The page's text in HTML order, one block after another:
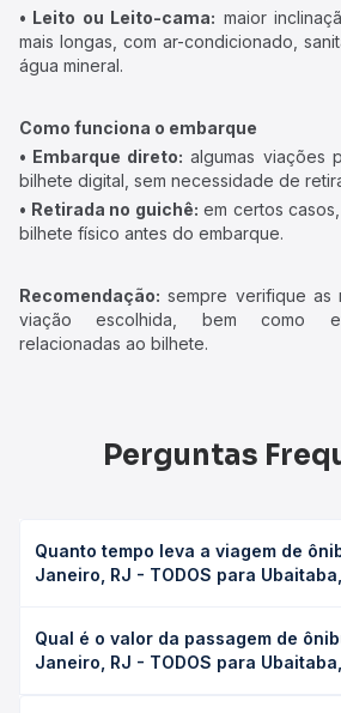
• Leito ou Leito-cama: maior
mais longas, com ar-condicionado,
água mineral.
Como funciona o embarque
• Embarque direto: algumas viações
bilhete digital, sem necessidade de
• Retirada no guichê: em certos
bilhete físico antes do embarque.
Recomendação: sempre verifique as
viação escolhida, bem como
relacionadas ao bilhete.
Perguntas
Quanto tempo leva a viagem de
Janeiro, RJ - TODOS para
Ubaitaba, BA - TODOS leva em
variar conforme a viação, o tipo de
Qual é o valor da passagem de
Janeiro, RJ - TODOS para